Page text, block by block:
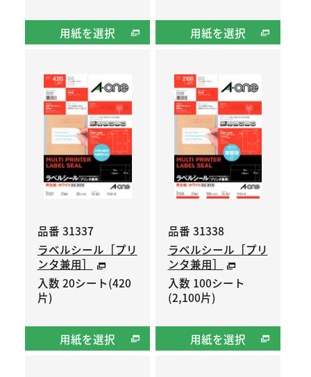
用紙を選択 用紙を選択
品番 31337
ラベルシール［プリ
ンタ兼用］
入数 20シート(420
片)
用紙を選択
品番 31338
ラベルシール［プリ
ンタ兼用］
入数 100シート
(2,100片)
用紙を選択